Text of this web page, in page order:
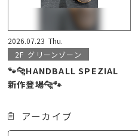
2026.07.23 Thu.
2F グリーンゾーン
🐾🐆HANDBALL SPEZIAL
新作登場🐆🐾
アーカイブ